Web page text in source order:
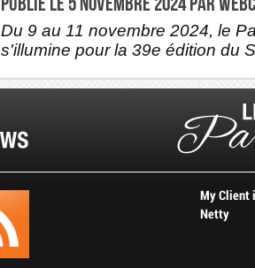
Du 9 au 11 novembre 2024, le
s'illumine pour la 39e édition du
My Client
Netty